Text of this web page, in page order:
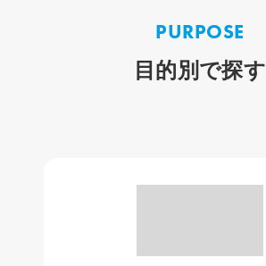
PURPOSE
目的別で探す